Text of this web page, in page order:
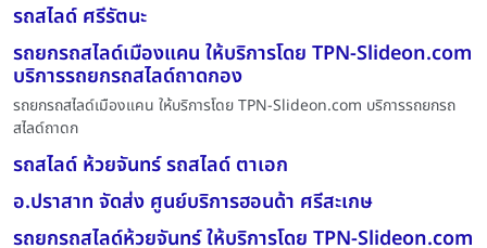
รถสไลด์ ศรีรัตนะ
รถยกรถสไลด์เมืองแคน ให้บริการโดย TPN-Slideon.com
บริการรถยกรถสไลด์ถาดกอง
รถยกรถสไลด์เมืองแคน ให้บริการโดย TPN-Slideon.com บริการรถยกรถ
สไลด์ถาดก
รถสไลด์ ห้วยจันทร์ รถสไลด์ ตาเอก
อ.ปราสาท จัดส่ง ศูนย์บริการฮอนด้า ศรีสะเกษ
รถยกรถสไลด์ห้วยจันทร์ ให้บริการโดย TPN-Slideon.com